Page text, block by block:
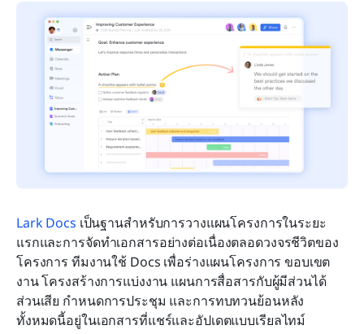
Lark Docs เป็นฐานสำหรับการวางแผนโครงการในระยะ
แรกและการจัดทำเอกสารอย่างต่อเนื่องตลอดวงจรชีวิตของ
โครงการ ทีมงานใช้ Docs เพื่อร่างแผนโครงการ ขอบเขต
งาน โครงสร้างการแบ่งงาน แผนการสื่อสารกับผู้มีส่วนได้
ส่วนเสีย กำหนดการประชุม และการทบทวนย้อนหลัง
ทั้งหมดนี้อยู่ในเอกสารที่แชร์และอัปเดตแบบเรียลไทม์